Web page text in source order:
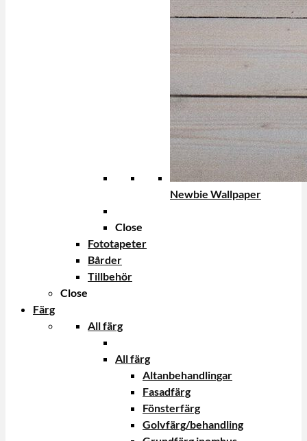
Newbie Wallpaper
Close
Fototapeter
Bårder
Tillbehör
Close
Färg
All färg
All färg
Altanbehandlingar
Fasadfärg
Fönsterfärg
Golvfärg/behandling